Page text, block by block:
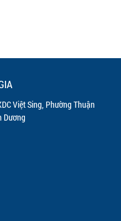
Việt Sing, Phường Thuận
Dương